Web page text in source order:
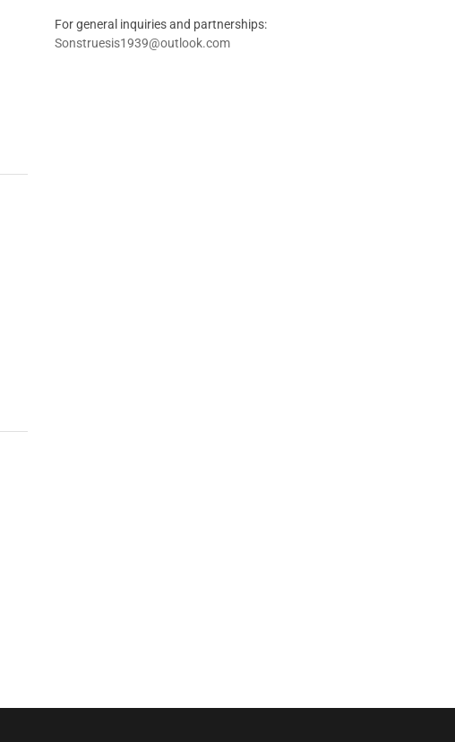
For general inquiries and partnerships:
Sonstruesis1939@outlook.com